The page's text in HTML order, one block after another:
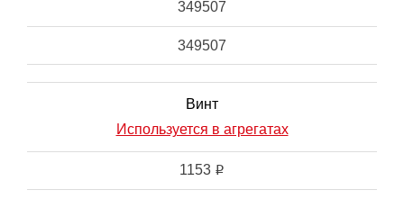
349507
349507
Винт
Используется в агрегатах
1153 i